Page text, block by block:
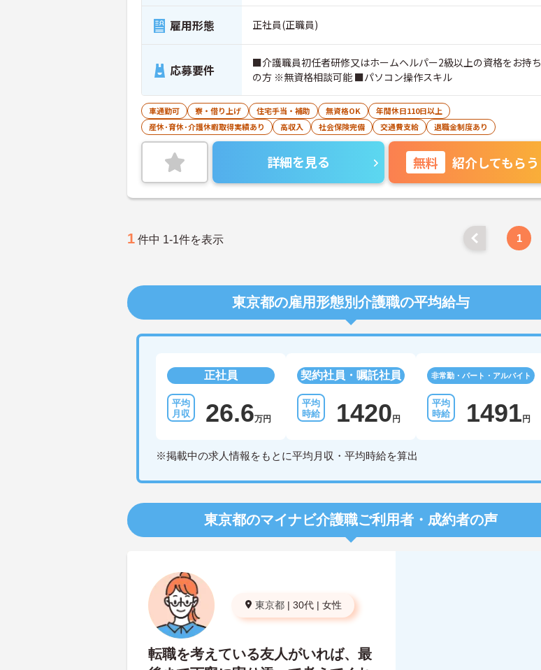
雇用形態 正社員(正職員)
応募要件
■介護職員初任者研修又はホームヘルパー2級以上の資格をお持ち
の方 ※無資格相談可能 ■パソコン操作スキル
車通勤可 寮・借り上げ 住宅手当・補助 無資格OK
年間休日110日以上
産休･育休･介護休暇取得実績あり
高収入 社会保険完備 交通費支給 退職金制度あり
詳細を見る 無料 紹介してもらう
1 件中 1-1件を表示 1
東京都の雇用形態別介護職の平均給与
正社員
26.6万円
契約社員・嘱託社員
1420 円
非常勤・パート・アルバイト
1491 円
※掲載中の求人情報をもとに平均月収・平均時給を算出
東京都のマイナビ介護職ご利用者・成約者の声
東京都 | 30代 | 女性
転職を考えている友人がいれば、最